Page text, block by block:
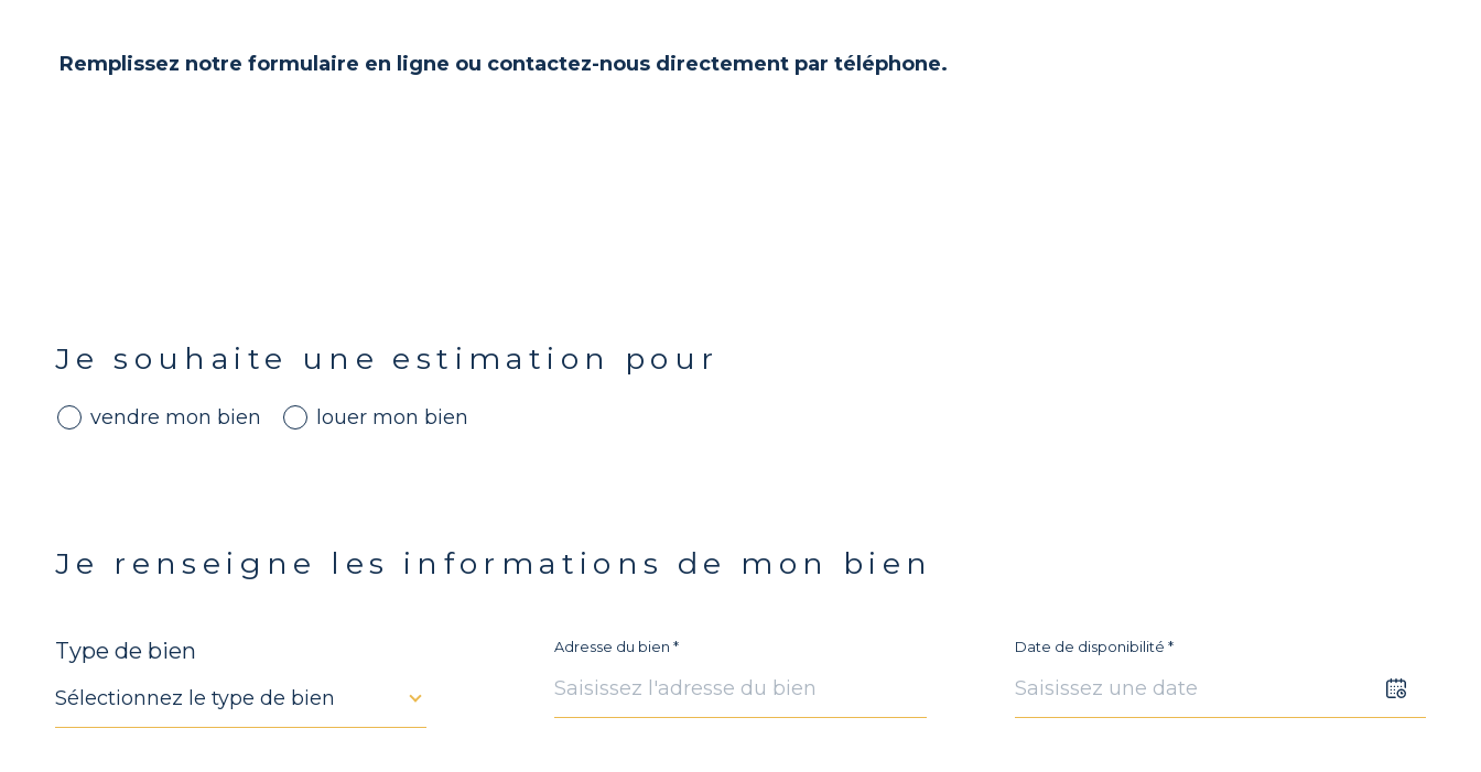
Remplissez notre formulaire en ligne ou contactez-nous directement par téléphone.
par
Je souhaite une estimation pour
vendre mon bien louer mon bien
par
Je renseigne les informations de mon bien
Type de bien
Sélectionnez le type de bien
Adresse du bien * Date de disponibilité *